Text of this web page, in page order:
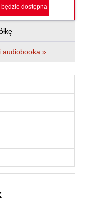
dostępna
audiobooka »